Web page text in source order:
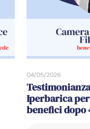
04/05/2026
Iperbarica
benefici dopo